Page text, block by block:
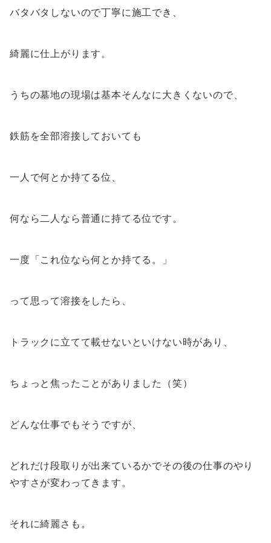
バタバタしないので丁寧に施工でき、
綺麗に仕上がります。
うちの墓地の現場は基本そんなに大きくないので、
鉄筋を全部溶接しておいても
一人で何とか持てる位、
何なら二人なら普通に持てる位です。
一度「これ位なら何とか持てる。」
って思って溶接をしたら、
トラックに立てて載せないといけない時があり、
ちょっと焦ったことがありました（笑）
どんな仕事でもそうですが、
どれだけ段取りが出来ているかでその後の仕事のやり
やすさが変わってきます。
それに綺麗さも。